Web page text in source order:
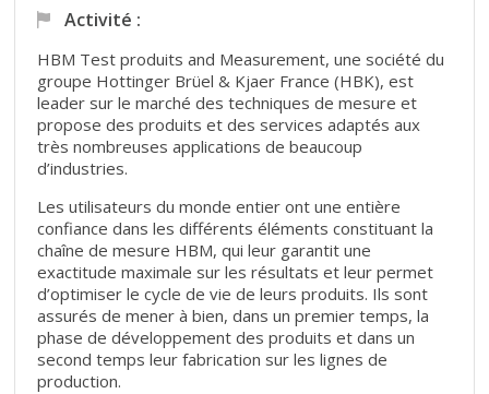
Activité :
HBM Test produits and Measurement, une société du
groupe Hottinger Brüel & Kjaer France (HBK), est
leader sur le marché des techniques de mesure et
propose des produits et des services adaptés aux
très nombreuses applications de beaucoup
d’industries.
Les utilisateurs du monde entier ont une entière
confiance dans les différents éléments constituant la
chaîne de mesure HBM, qui leur garantit une
exactitude maximale sur les résultats et leur permet
d’optimiser le cycle de vie de leurs produits. Ils sont
assurés de mener à bien, dans un premier temps, la
phase de développement des produits et dans un
second temps leur fabrication sur les lignes de
production.